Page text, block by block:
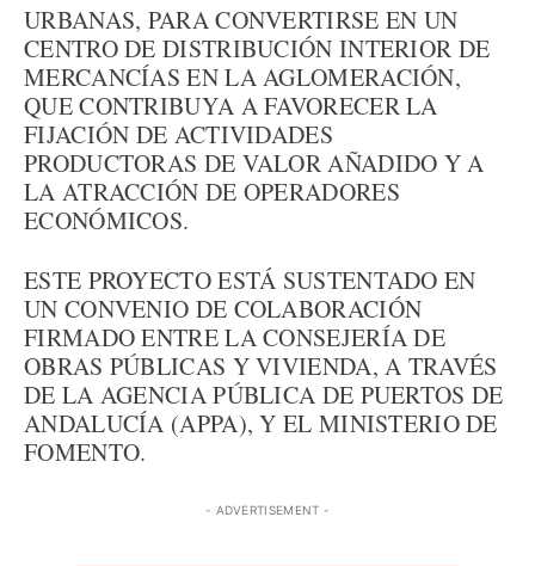
URBANAS, PARA CONVERTIRSE EN UN
CENTRO DE DISTRIBUCIÓN INTERIOR DE
MERCANCÍAS EN LA AGLOMERACIÓN,
QUE CONTRIBUYA A FAVORECER LA
FIJACIÓN DE ACTIVIDADES
PRODUCTORAS DE VALOR AÑADIDO Y A
LA ATRACCIÓN DE OPERADORES
ECONÓMICOS.
ESTE PROYECTO ESTÁ SUSTENTADO EN
UN CONVENIO DE COLABORACIÓN
FIRMADO ENTRE LA CONSEJERÍA DE
OBRAS PÚBLICAS Y VIVIENDA, A TRAVÉS
DE LA AGENCIA PÚBLICA DE PUERTOS DE
ANDALUCÍA (APPA), Y EL MINISTERIO DE
FOMENTO.
- ADVERTISEMENT -